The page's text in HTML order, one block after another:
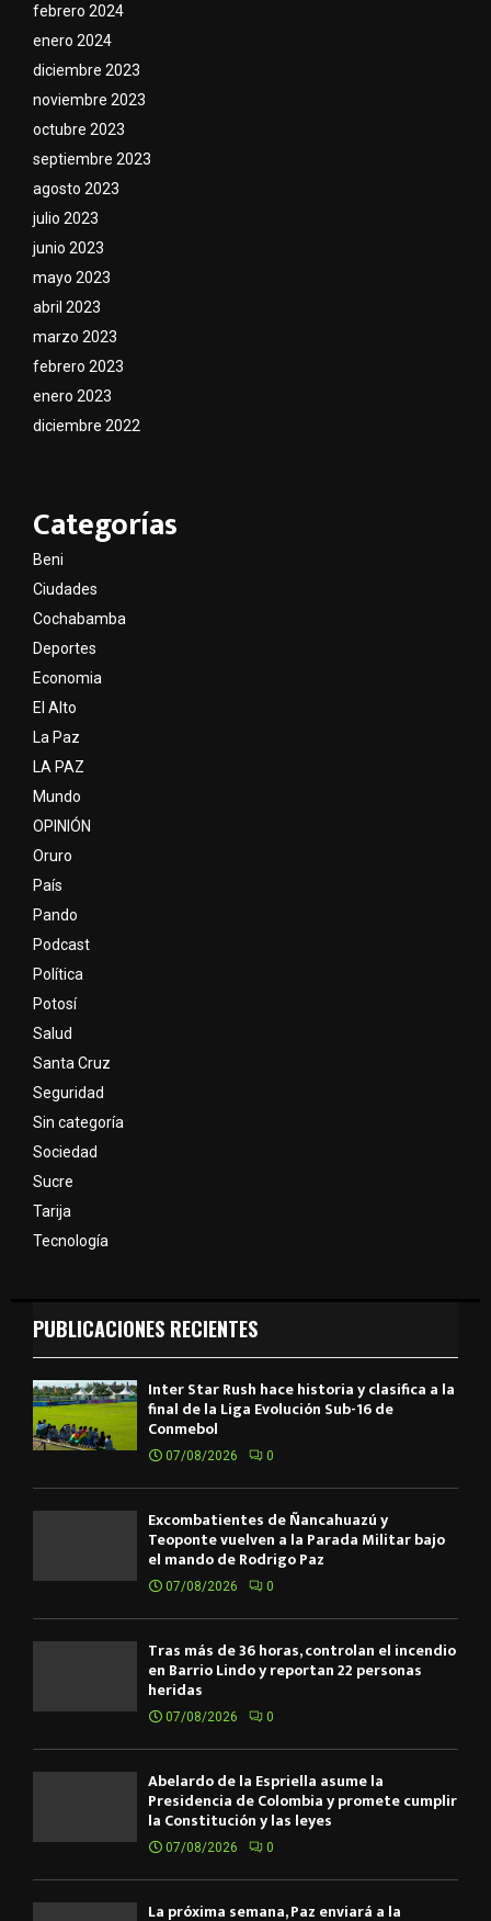
febrero 2024
enero 2024
diciembre 2023
noviembre 2023
octubre 2023
septiembre 2023
agosto 2023
julio 2023
junio 2023
mayo 2023
abril 2023
marzo 2023
febrero 2023
enero 2023
diciembre 2022
Categorías
Beni
Ciudades
Cochabamba
Deportes
Economia
El Alto
La Paz
LA PAZ
Mundo
OPINIÓN
Oruro
País
Pando
Podcast
Política
Potosí
Salud
Santa Cruz
Seguridad
Sin categoría
Sociedad
Sucre
Tarija
Tecnología
PUBLICACIONES RECIENTES
Inter Star Rush hace historia y clasifica a la
final de la Liga Evolución Sub-16 de
Conmebol
07/08/2026 0
Excombatientes de Ñancahuazú y
Teoponte vuelven a la Parada Militar bajo
el mando de Rodrigo Paz
07/08/2026 0
Tras más de 36 horas, controlan el incendio
en Barrio Lindo y reportan 22 personas
heridas
07/08/2026 0
Abelardo de la Espriella asume la
Presidencia de Colombia y promete cumplir
la Constitución y las leyes
07/08/2026 0
La próxima semana, Paz enviará a la